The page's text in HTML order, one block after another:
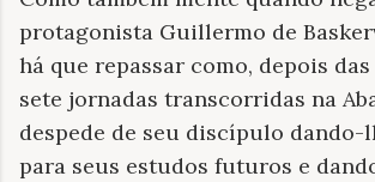
protagonista Guillermo de
há que repassar como, depois
sete jornadas transcorridas na
despede de seu discípulo dando-
para seus estudos futuros e